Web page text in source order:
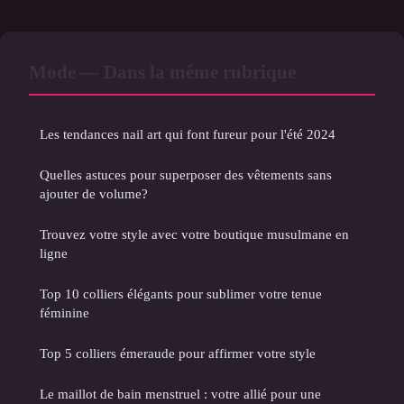
Les tendances nail art qui font fureur pour l'été 2024
Quelles astuces pour superposer des vêtements sans
ajouter de volume?
Trouvez votre style avec votre boutique musulmane en
ligne
Top 10 colliers élégants pour sublimer votre tenue
féminine
Top 5 colliers émeraude pour affirmer votre style
Le maillot de bain menstruel : votre allié pour une